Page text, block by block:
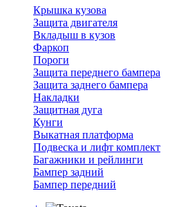
Крышка кузова
Защита двигателя
Вкладыш в кузов
Фаркоп
Пороги
Защита переднего бампера
Защита заднего бампера
Накладки
Защитная дуга
Кунги
Выкатная платформа
Подвеска и лифт комплект
Багажники и рейлинги
Бампер задний
Бампер передний